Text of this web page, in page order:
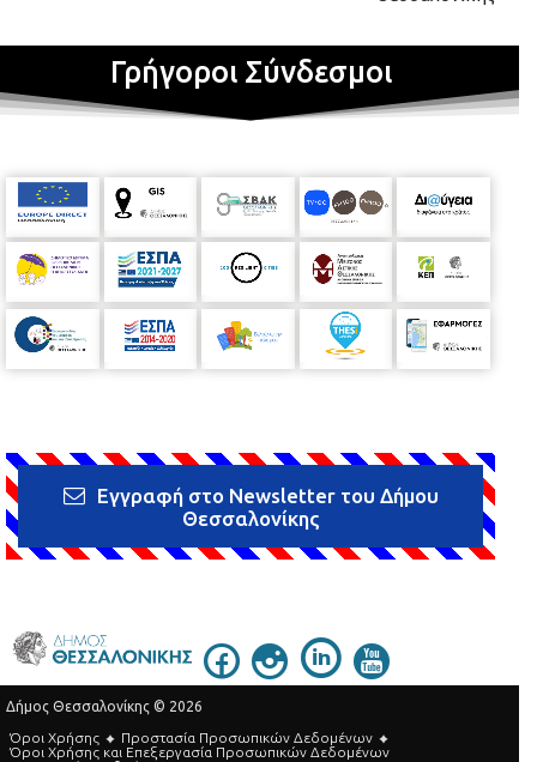
Γρήγοροι Σύνδεσμοι
Εγγραφή στο Newsletter του Δήμου
Θεσσαλονίκης
Δήμος Θεσσαλονίκης © 2026
Όροι Χρήσης
Προστασία Προσωπικών Δεδομένων
Όροι Xρήσης και Eπεξεργασία Προσωπικών Δεδομένων